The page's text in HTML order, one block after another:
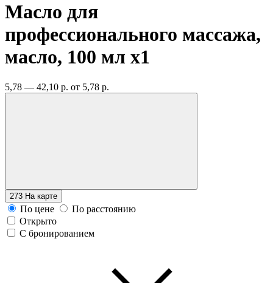
Масло для
профессионального массажа,
масло, 100 мл x1
5,78 — 42,10 р. от 5,78 р.
273 На карте
По цене
По расстоянию
Открыто
С бронированием